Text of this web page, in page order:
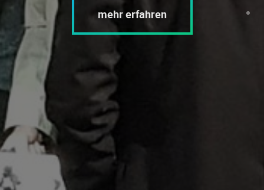
mehr erfahren